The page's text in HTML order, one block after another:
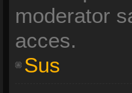
moderator
acces.
Sus